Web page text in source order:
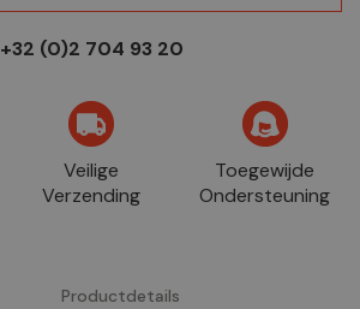
+32 (0)2 704 93 20
Veilige
Verzending
Toegewijde
Ondersteuning
Productdetails